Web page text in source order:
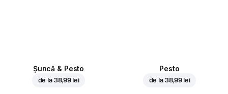
Șuncă & Pesto
de la 38,99 lei
Pesto
de la 38,99 lei